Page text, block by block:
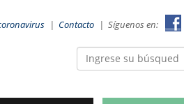
| Contacto | Síguenos en: